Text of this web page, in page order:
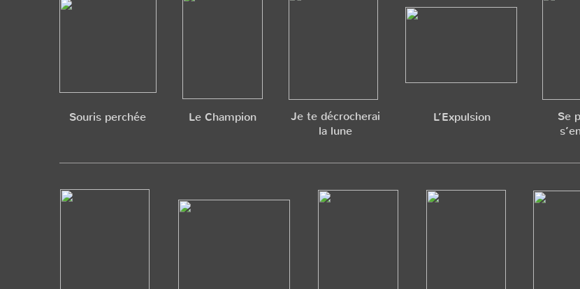
Souris perchée Le Champion
Je te décrocherai
la lune
L’Expulsion
Se